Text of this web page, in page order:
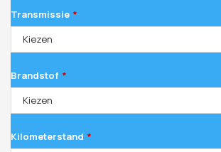
Transmissie *
Kiezen
Brandstof *
Kiezen
Kilometerstand *